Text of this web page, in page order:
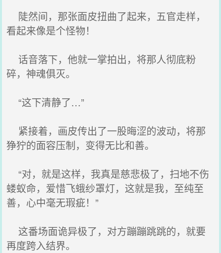
陡然间，那张面皮扭曲了起来，五官走样，
看起来像是个怪物！
话音落下，他就一掌拍出，将那人彻底粉
碎，神魂俱灭。
“这下清静了…”
紧接着，画皮传出了一股晦涩的波动，将那
狰狞的面容压制，变得无比和善。
“对，就是这样，我真是慈悲极了，扫地不伤
蝼蚁命，爱惜飞蛾纱罩灯，这就是我，至纯至
善，心中毫无瑕疵！”
这番场面诡异极了，对方蹦蹦跳跳的，就要
再度跨入结界。